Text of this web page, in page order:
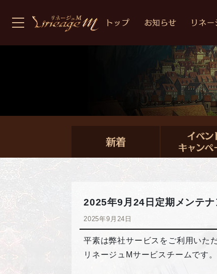
2025年9月24日定期メンテ
2025年9月24日
平素は弊社サービスをご利用いた
リネージュMサービスチームです。